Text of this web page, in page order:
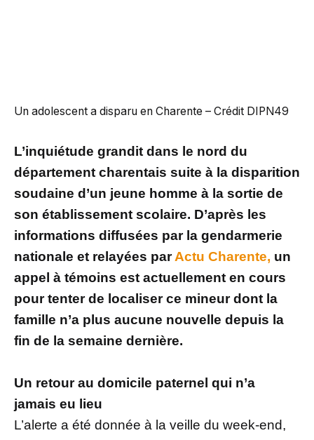
Un adolescent a disparu en Charente – Crédit DIPN49
L’inquiétude grandit dans le nord du
département charentais suite à la disparition
soudaine d’un jeune homme à la sortie de
son établissement scolaire. D’après les
informations diffusées par la gendarmerie
nationale et relayées parActu Charente, un
appel à témoins est actuellement en cours
pour tenter de localiser ce mineur dont la
famille n’a plus aucune nouvelle depuis la
fin de la semaine dernière.
Un retour au domicile paternel qui n’a
jamais eu lieu
L’alerte a été donnée à la veille du week-end,